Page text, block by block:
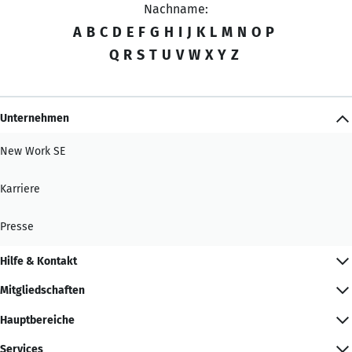
Nachname:
A B C D E F G H I J K L M N O P
Q R S T U V W X Y Z
Unternehmen
New Work SE
Karriere
Presse
Hilfe & Kontakt
Mitgliedschaften
Hauptbereiche
Services